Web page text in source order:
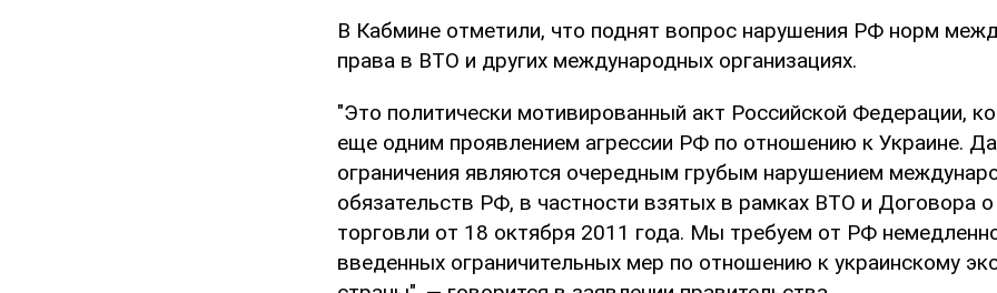
В Кабмине отметили, что поднят вопрос нарушения РФ норм
права в ВТО и других международных организациях.
"Это политически мотивированный акт Российской Федерации,
еще одним проявлением агрессии РФ по отношению к Украине.
ограничения являются очередным грубым нарушением
обязательств РФ, в частности взятых в рамках ВТО и Договора
торговли от 18 октября 2011 года. Мы требуем от РФ
введенных ограничительных мер по отношению к украинскому